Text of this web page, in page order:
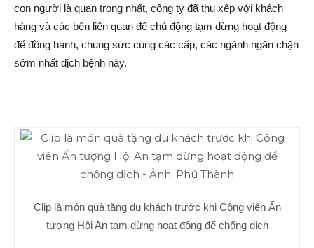
con người là quan trọng nhất, công ty đã thu xếp với khách
hàng và các bên liên quan để chủ động tạm dừng hoạt động
để đồng hành, chung sức cùng các cấp, các ngành ngăn chặn
sớm nhất dịch bệnh này.
Clip là món quà tặng du khách trước khi Công viên Ấn
tượng Hội An tạm dừng hoạt động để chống dịch